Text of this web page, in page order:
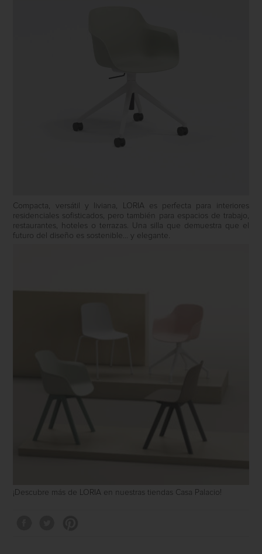
Compacta, versátil y liviana, LORIA es perfecta para interiores
residenciales sofisticados, pero también para espacios de trabajo,
restaurantes, hoteles o terrazas. Una silla que demuestra que el
futuro del diseño es sostenible… y elegante.
¡Descubre más de LORIA en nuestras tiendas Casa Palacio!